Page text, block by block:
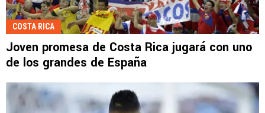
COSTA RICA
Joven promesa de Costa Rica jugará con uno
de los grandes de España